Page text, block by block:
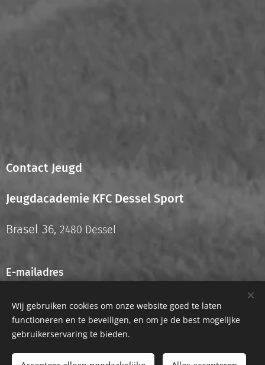
Contact Jeugd
Jeugdacademie KFC Dessel Sport
Brasel 36, 2480 Dessel
E-mailadres
Wij gebruiken cookies om onze website goed te laten
functioneren en te beveiligen, en om je de best mogelijke
gebruikerservaring te bieden.